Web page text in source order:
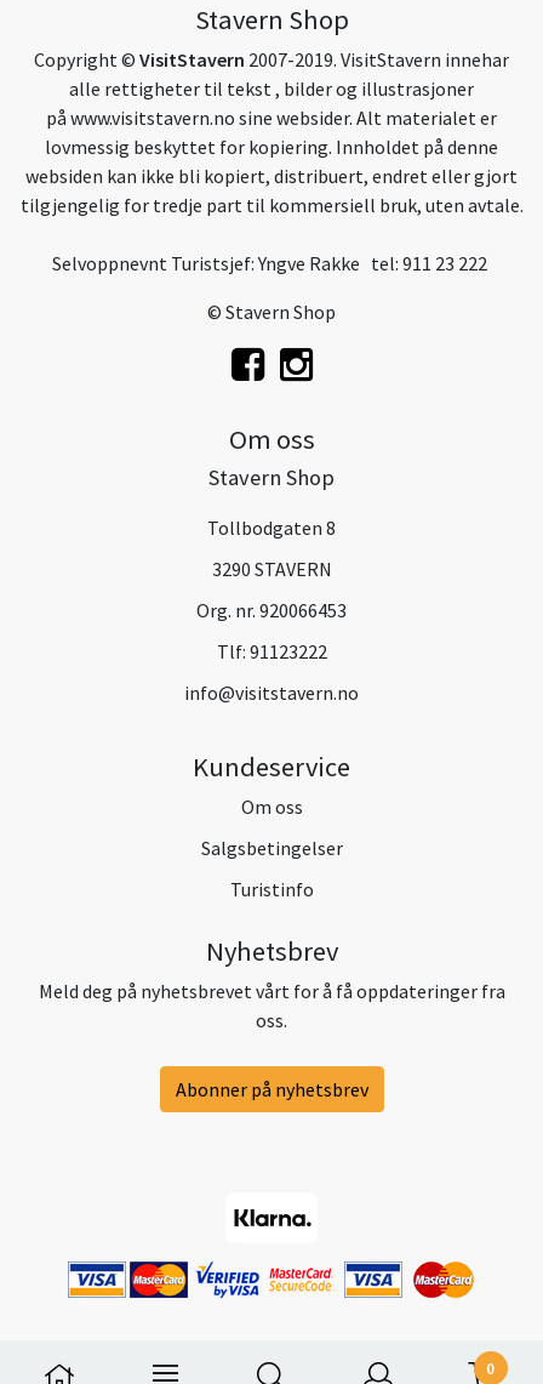
0
Stavern Shop
Copyright © VisitStavern 2007-2019. VisitStavern innehar
alle rettigheter til tekst , bilder og illustrasjoner
på www.visitstavern.no sine websider. Alt materialet er
lovmessig beskyttet for kopiering. Innholdet på denne
websiden kan ikke bli kopiert, distribuert, endret eller gjort
tilgjengelig for tredje part til kommersiell bruk, uten avtale.
Selvoppnevnt Turistsjef: Yngve Rakke tel: 911 23 222
© Stavern Shop
Om oss
Stavern Shop
Tollbodgaten 8
3290 STAVERN
Org. nr. 920066453
Tlf: 91123222
info@visitstavern.no
Kundeservice
Om oss
Salgsbetingelser
Turistinfo
Nyhetsbrev
Meld deg på nyhetsbrevet vårt for å få oppdateringer fra
oss.
Abonner på nyhetsbrev